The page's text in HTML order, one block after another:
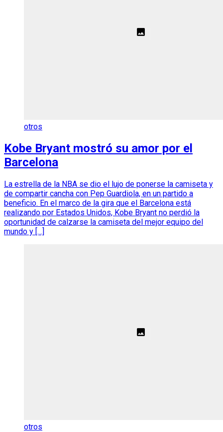
otros
Kobe Bryant mostró su amor por el
Barcelona
La estrella de la NBA se dio el lujo de ponerse la camiseta y
de compartir cancha con Pep Guardiola, en un partido a
beneficio. En el marco de la gira que el Barcelona está
realizando por Estados Unidos, Kobe Bryant no perdió la
oportunidad de calzarse la camiseta del mejor equipo del
mundo y […]
otros